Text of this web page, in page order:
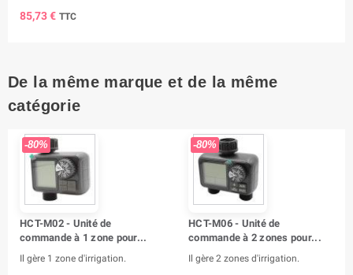
85,73 € TTC
De la même marque et de la même
catégorie
-80%
HCT-M02 - Unité de
commande à 1 zone pour...
Il gère 1 zone d'irrigation.
-80%
HCT-M06 - Unité de
commande à 2 zones pour...
Il gère 2 zones d'irrigation.